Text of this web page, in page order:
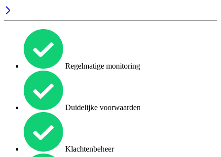
Regelmatige monitoring
Duidelijke voorwaarden
Klachtenbeheer